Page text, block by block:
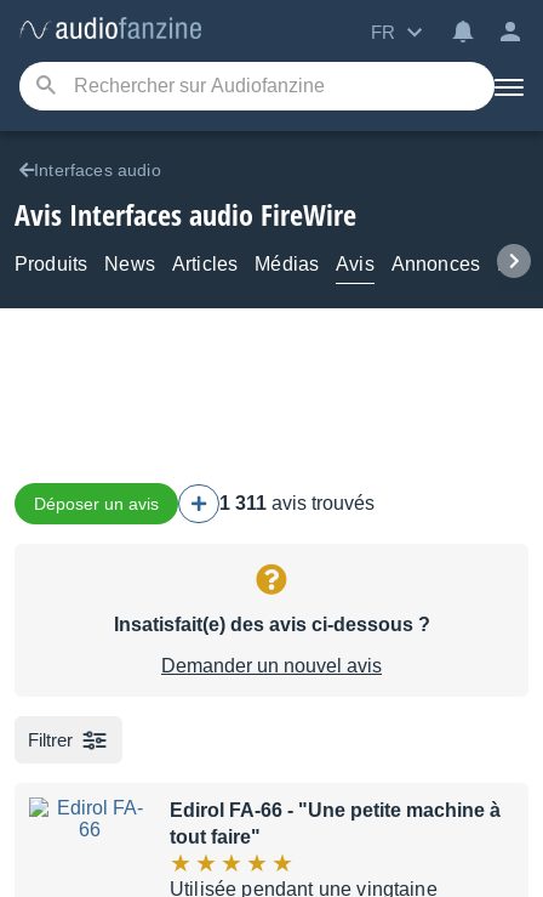
FR
Interfaces audio
Avis Interfaces audio FireWire
Produits News Articles Médias Avis Annonces
Déposer un avis 1 311 avis trouvés
Insatisfait(e) des avis ci-dessous ?
Demander un nouvel avis
Filtrer
Edirol FA-66 - "Une petite machine à
tout faire"
Utilisée pendant une vingtaine